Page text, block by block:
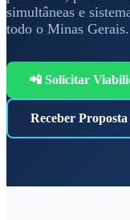
simultâneas e
todo o Minas Gerais.
📲 Solicitar
Receber Proposta